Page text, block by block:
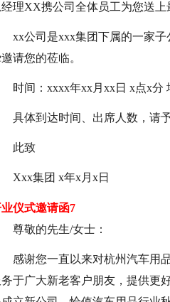
经理XX携公司全体员工为您送
xx公司是xxx集团下属的一家
请您的莅临。
时间：xxxx年xx月xx日 x点x分
具体到达时间、出席人数，请
此致
Xxx集团 x年x月x日
仪式邀请函7
尊敬的先生/女士：
感谢您一直以来对杭州汽车用
务于广大新老客户朋友，提供更